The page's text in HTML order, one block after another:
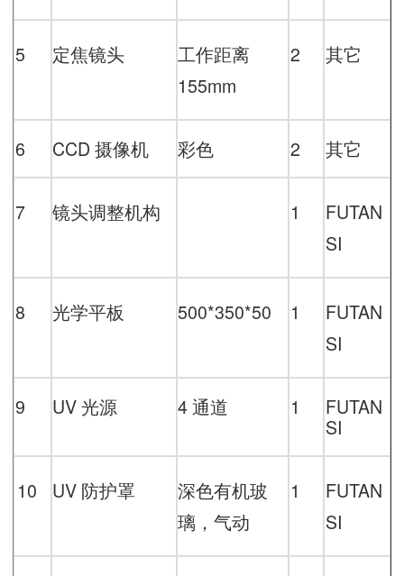
5 定焦镜头
工作距离
155mm
2 其它
6 CCD 摄像机 彩色 2 其它
7 镜头调整机构 1
FUTAN
SI
8 光学平板 500*350*50 1
FUTAN
SI
9 UV光源 4通道 1 FUTAN
SI
10 UV 防护罩
深色有机玻
璃，气动
1
FUTAN
SI